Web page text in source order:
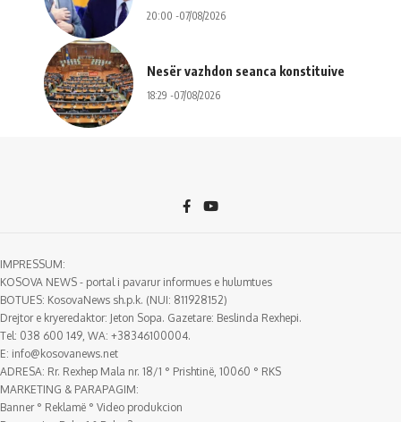
20:00 -07/08/2026
Nesër vazhdon seanca konstituive
18:29 -07/08/2026
IMPRESSUM:
KOSOVA NEWS - portal i pavarur informues e hulumtues
BOTUES: KosovaNews sh.p.k. (NUI: 811928152)
Drejtor e kryeredaktor: Jeton Sopa. Gazetare: Beslinda Rexhepi.
Tel: 038 600 149, WA: +38346100004.
E: info@kosovanews.net
ADRESA: Rr. Rexhep Mala nr. 18/1 ° Prishtinë, 10060 ° RKS
MARKETING & PARAPAGIM:
Banner ° Reklamë ° Video produkcion